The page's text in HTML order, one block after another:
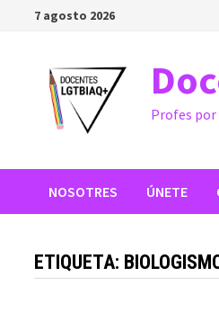
Saltar7 agosto 2026
Profes por
NOSOTRES ÚNETE
ETIQUETA: